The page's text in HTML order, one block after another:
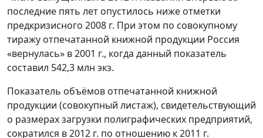
последние пять лет опустилось ниже отметки
предкризисного 2008 г. При этом по совокупному
тиражу отпечатанной книжной продукции Россия
«вернулась» в 2001 г., когда данный показатель
составил 542,3 млн экз.
Показатель объёмов отпечатанной книжной
продукции (совокупный листаж), свидетельствующий
о размерах загрузки полиграфических предприятий,
сократился в 2012 г. по отношению к 2011 г.